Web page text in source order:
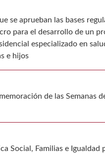
se aprueban las bases
para el desarrollo de un
especializado en
e hijos
de las Semanas
Social, Familias e Igualdad